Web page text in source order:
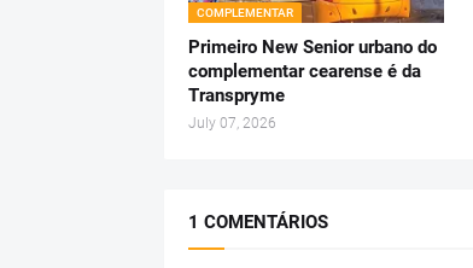
COMPLEMENTAR
Primeiro New Senior urbano do
complementar cearense é da
Transpryme
July 07, 2026
1 COMENTÁRIOS